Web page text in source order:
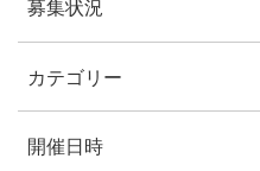
募集状況
カテゴリー
開催日時